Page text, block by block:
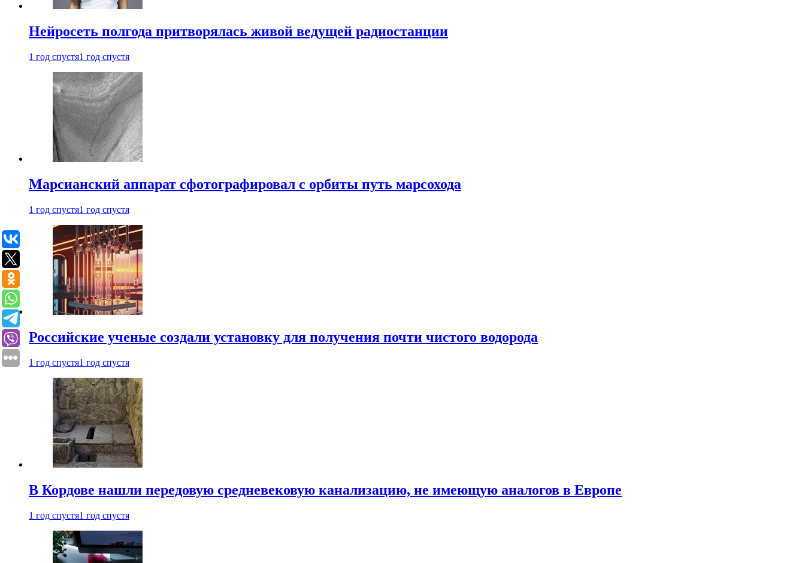
Нейросеть полгода притворялась живой ведущей радиостанции
1 год спустя1 год спустя
Марсианский аппарат сфотографировал с орбиты путь марсохода
1 год спустя1 год спустя
Российские ученые создали установку для получения почти чистого водорода
1 год спустя1 год спустя
В Кордове нашли передовую средневековую канализацию, не имеющую аналогов в Европе
1 год спустя1 год спустя